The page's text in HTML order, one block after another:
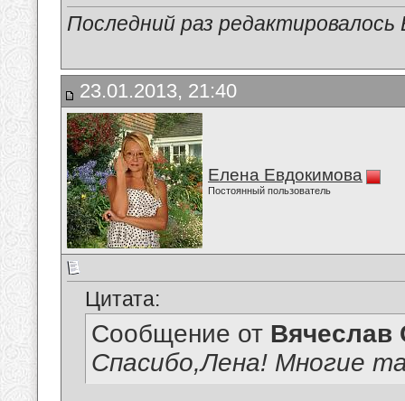
Последний раз
23.01.2013, 21:40
Елена Евдокимова
Постоянный пользователь
Цитата:
Сообщение от Вячеслав
Спасибо,Лена! Многие